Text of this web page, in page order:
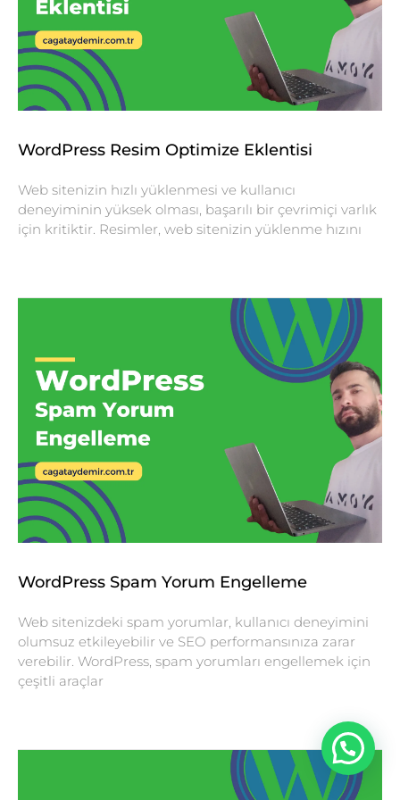
WordPress Resim Optimize Eklentisi
Web sitenizin hızlı yüklenmesi ve kullanıcı
deneyiminin yüksek olması, başarılı bir çevrimiçi varlık
için kritiktir. Resimler, web sitenizin yüklenme hızını
WordPress Spam Yorum Engelleme
Web sitenizdeki spam yorumlar, kullanıcı deneyimini
olumsuz etkileyebilir ve SEO performansınıza zarar
verebilir. WordPress, spam yorumları engellemek için
çeşitli araçlar